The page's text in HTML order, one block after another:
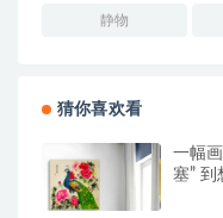
静物
猜你喜欢看
一幅
塞” 到